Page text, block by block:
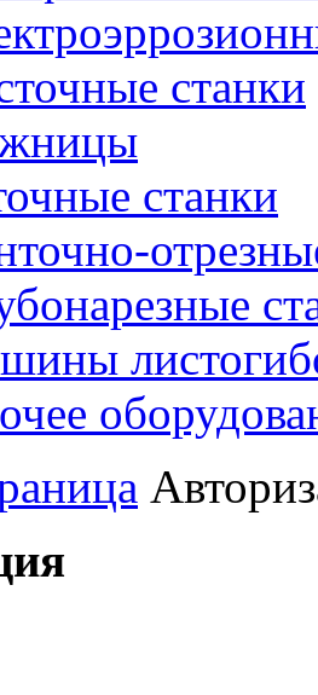
станки
станки